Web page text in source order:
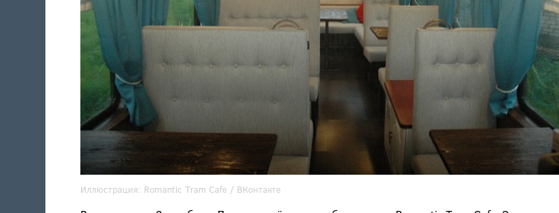
Иллюстрация: Romantic Tram Cafe / ВКонтакте